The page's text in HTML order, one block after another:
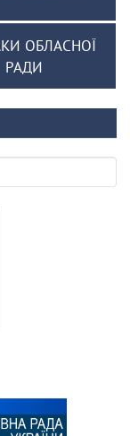
ОБЛАСНОЇ
РАДИ